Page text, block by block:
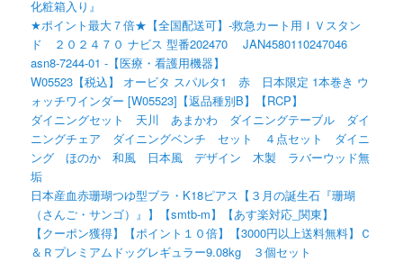
化粧箱入り』
★ポイント最大７倍★【全国配送可】-救急カート用ＩＶスタン
ド ２０２４７０ ナビス 型番202470 JAN4580110247046
asn8-7244-01 -【医療・看護用機器】
W05523【税込】 オービタ スパルタ1 赤 日本限定 1本巻き ウ
ォッチワインダー [W05523]【返品種別B】【RCP】
ダイニングセット 天川 あまかわ ダイニングテーブル ダイ
ニングチェア ダイニングベンチ セット ４点セット ダイニ
ング ほのか 和風 日本風 デザイン 木製 ラバーウッド無
垢
日本産血赤珊瑚つゆ型ブラ・K18ピアス【３月の誕生石『珊瑚
（さんご・サンゴ）』】【smtb-m】【あす楽対応_関東】
【クーポン獲得】【ポイント１０倍】【3000円以上送料無料】Ｃ
＆Ｒプレミアムドッグレギュラー9.08kg ３個セット